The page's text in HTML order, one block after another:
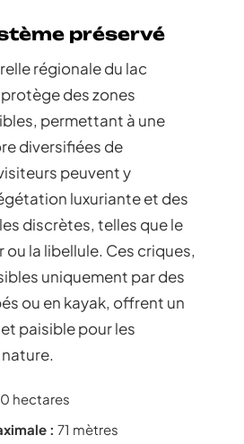
préservé
régionale du lac
des zones
permettant à une
diversifiées de
peuvent y
luxuriante et des
discrètes, telles que le
la libellule. Ces criques,
uniquement par des
ou en kayak, offrent un
paisible pour les
hectares
: 71 mètres